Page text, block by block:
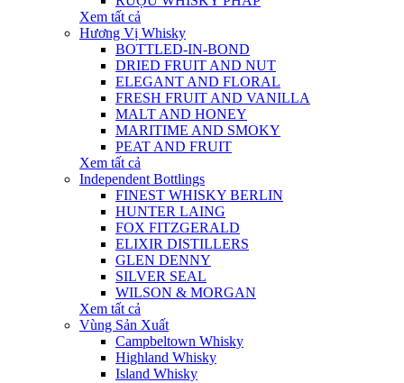
Xem tất cả
Hương Vị Whisky
BOTTLED-IN-BOND
DRIED FRUIT AND NUT
ELEGANT AND FLORAL
FRESH FRUIT AND VANILLA
MALT AND HONEY
MARITIME AND SMOKY
PEAT AND FRUIT
Xem tất cả
Independent Bottlings
FINEST WHISKY BERLIN
HUNTER LAING
FOX FITZGERALD
ELIXIR DISTILLERS
GLEN DENNY
SILVER SEAL
WILSON & MORGAN
Xem tất cả
Vùng Sản Xuất
Campbeltown Whisky
Highland Whisky
Island Whisky